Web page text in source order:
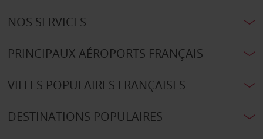
NOS SERVICES
PRINCIPAUX AÉROPORTS FRANÇAIS
VILLES POPULAIRES FRANÇAISES
DESTINATIONS POPULAIRES